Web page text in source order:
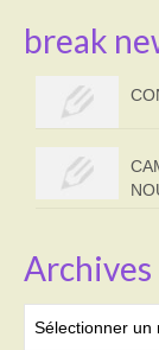
break
Archives